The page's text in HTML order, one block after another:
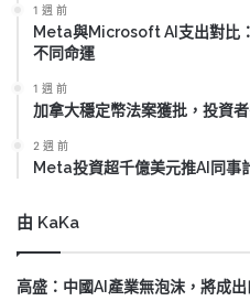
1 週 前
Meta與Microsoft AI支出對比
不同命運
1 週 前
加拿大穩定幣法案獲批，投資
2 週 前
Meta投資超千億美元推AI同事
由 KaKa
高盛：中國AI產業無泡沫，將成